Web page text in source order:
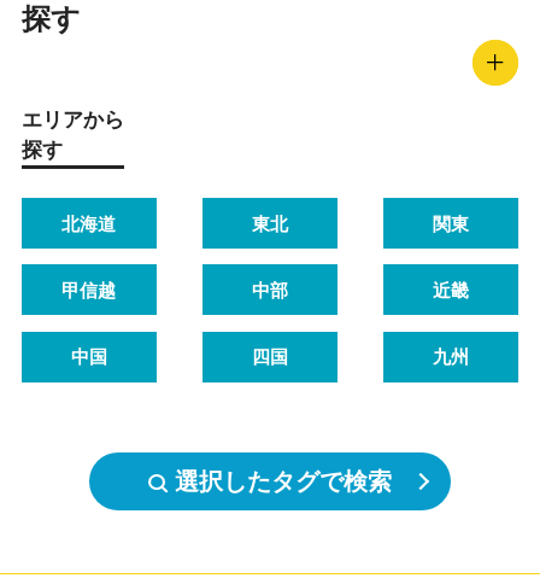
探す
エリアから
探す
北海道 東北 関東
甲信越 中部 近畿
中国 四国 九州
選択したタグで検索